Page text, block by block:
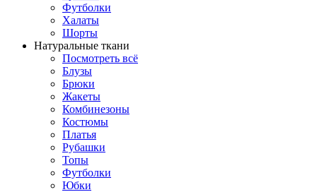
Футболки
Халаты
Шорты
Натуральные ткани
Посмотреть всё
Блузы
Брюки
Жакеты
Комбинезоны
Костюмы
Платья
Рубашки
Топы
Футболки
Юбки